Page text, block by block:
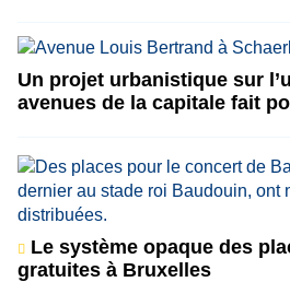
Un projet urbanistique sur
avenues de la capitale fait
Le système opaque des
gratuites à Bruxelles